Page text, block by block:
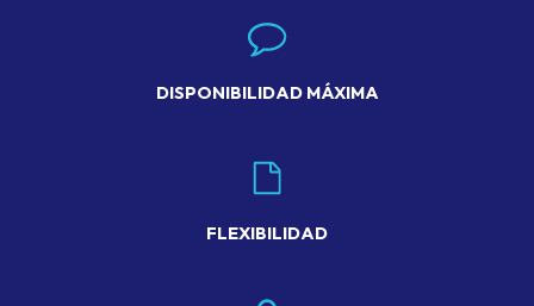
DISPONIBILIDAD MÁXIMA
FLEXIBILIDAD